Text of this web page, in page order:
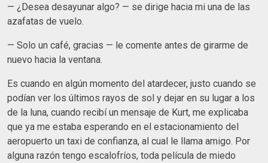
— ¿Desea desayunar algo? — se dirige hacia mi una de las
azafatas de vuelo.
— Solo un café, gracias — le comente antes de girarme de
nuevo hacia la ventana.
Es cuando en algún momento del atardecer, justo cuando se
podían ver los últimos rayos de sol y dejar en su lugar a los
de la luna, cuando recibí un mensaje de Kurt, me explicaba
que ya me estaba esperando en el estacionamiento del
aeropuerto un taxi de confianza, al cual le llama amigo. Por
alguna razón tengo escalofríos, toda película de miedo